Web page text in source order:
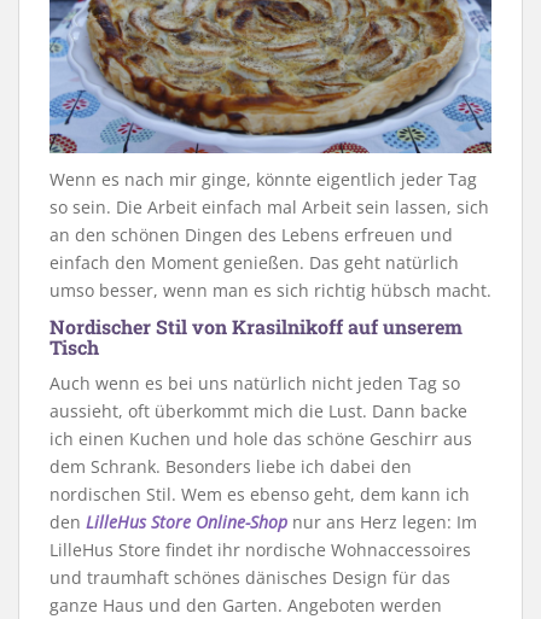
Wenn es nach mir ginge, könnte eigentlich jeder Tag
so sein. Die Arbeit einfach mal Arbeit sein lassen, sich
an den schönen Dingen des Lebens erfreuen und
einfach den Moment genießen. Das geht natürlich
umso besser, wenn man es sich richtig hübsch macht.
Nordischer Stil von Krasilnikoff auf unserem
Tisch
Auch wenn es bei uns natürlich nicht jeden Tag so
aussieht, oft überkommt mich die Lust. Dann backe
ich einen Kuchen und hole das schöne Geschirr aus
dem Schrank. Besonders liebe ich dabei den
nordischen Stil. Wem es ebenso geht, dem kann ich
den LilleHus Store Online-Shop nur ans Herz legen: Im
LilleHus Store findet ihr nordische Wohnaccessoires
und traumhaft schönes dänisches Design für das
ganze Haus und den Garten. Angeboten werden